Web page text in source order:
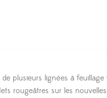
plusieurs lignées à
rougeâtres sur les